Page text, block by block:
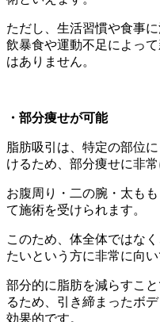
ただし、生活習慣や食事
飲暴食や運動不足によっ
はありません。
・部分痩せが可能
脂肪吸引は、特定の部位
けるため、部分痩せに非常
お腹周り・二の腕・太も
て施術を受けられます。
このため、体全体ではな
たいという方に非常に向い
部分的に脂肪を減らすこ
るため、引き締まったボ
効果的です。